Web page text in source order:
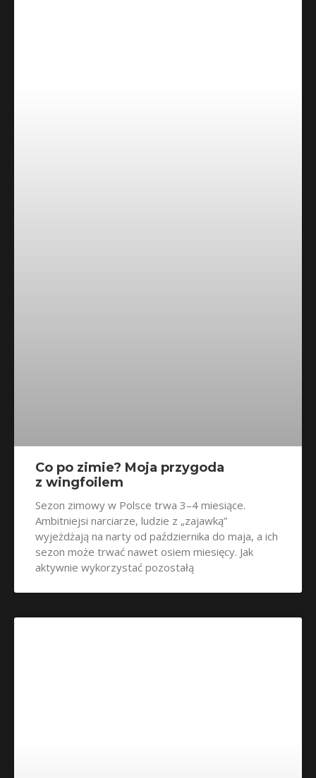
Co po zimie? Moja przygoda
z wingfoilem
Sezon zimowy w Polsce trwa 3–4 miesiące.
Ambitniejsi narciarze, ludzie z „zajawką”
wyjeżdżają na narty od października do maja, a ich
sezon może trwać nawet osiem miesięcy. Jak
aktywnie wykorzystać pozostałą